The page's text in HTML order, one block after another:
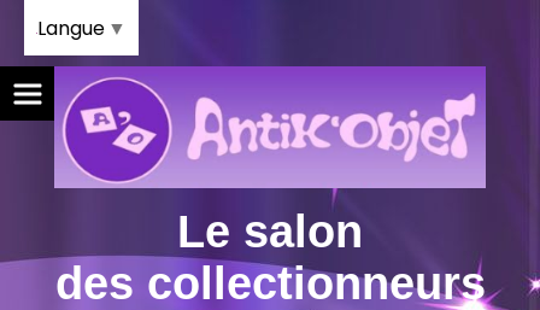
Le salon
des collectionneurs
Langue ▼